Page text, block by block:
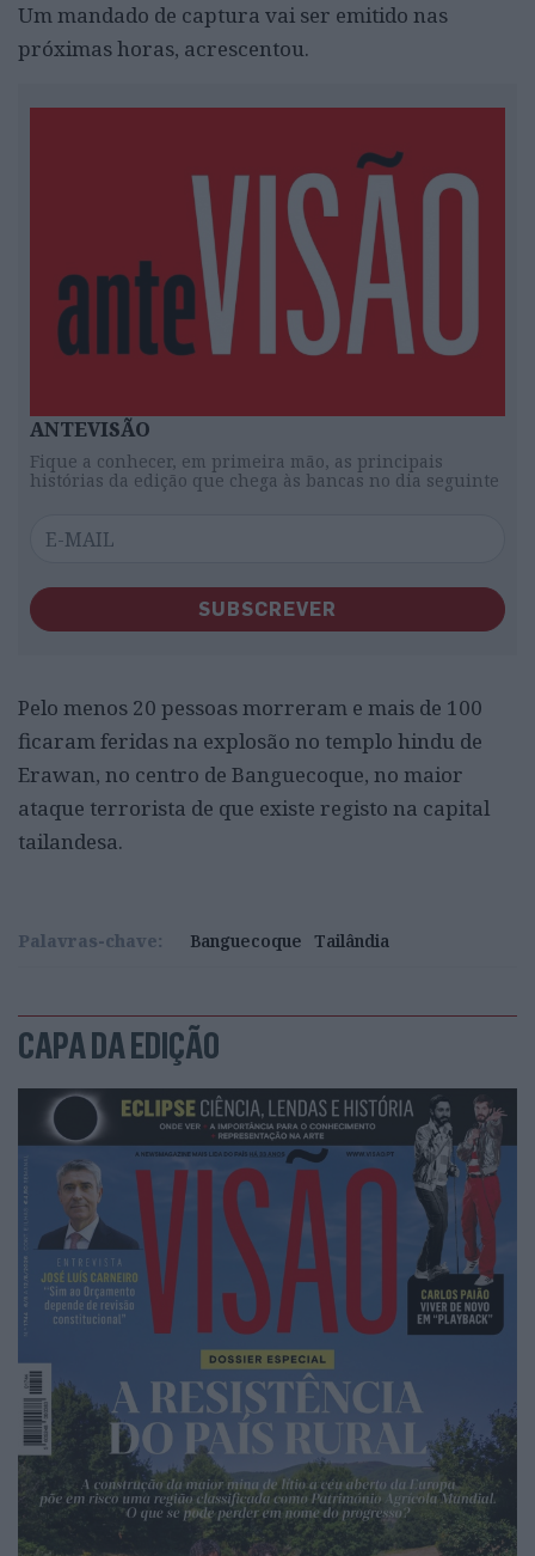
Um mandado de captura vai ser emitido nas
próximas horas, acrescentou.
ANTEVISÃO
Fique a conhecer, em primeira mão, as principais
histórias da edição que chega às bancas no dia seguinte
SUBSCREVER
Pelo menos 20 pessoas morreram e mais de 100
ficaram feridas na explosão no templo hindu de
Erawan, no centro de Banguecoque, no maior
ataque terrorista de que existe registo na capital
tailandesa.
Palavras-chave: Banguecoque Tailândia
CAPA DA EDIÇÃO